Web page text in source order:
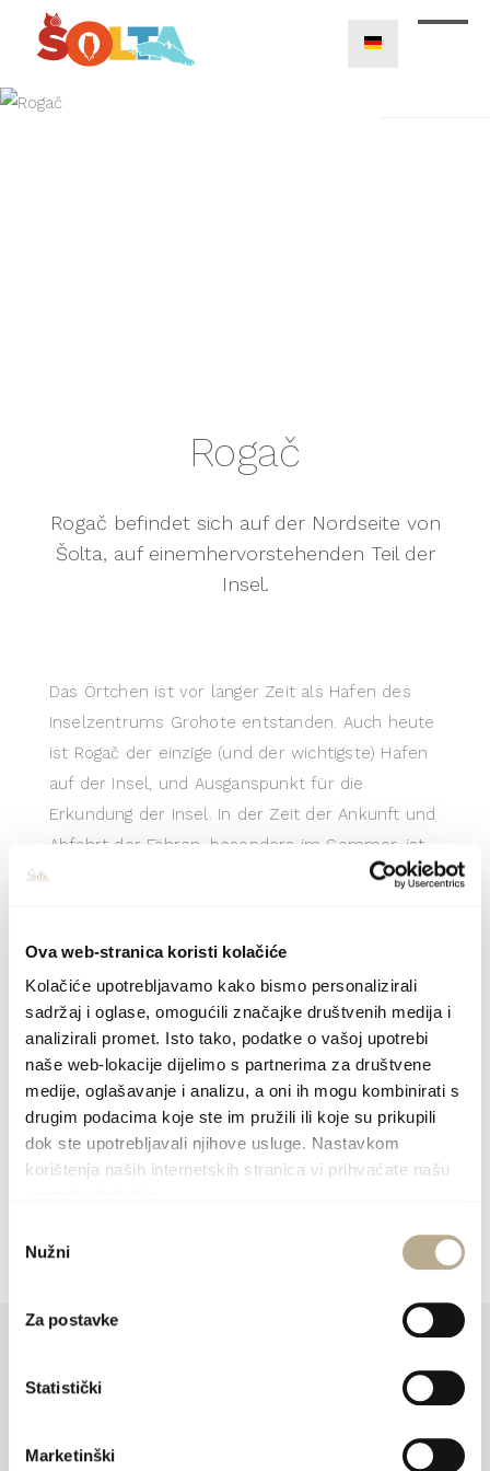
Ova web-stranica koristi kolačiće
Kolačiće upotrebljavamo kako bismo personalizirali
sadržaj i oglase, omogućili značajke društvenih medija i
analizirali promet. Isto tako, podatke o vašoj upotrebi
naše web-lokacije dijelimo s partnerima za društvene
medije, oglašavanje i analizu, a oni ih mogu kombinirati s
drugim podacima koje ste im pružili ili koje su prikupili
dok ste upotrebljavali njihove usluge. Nastavkom
korištenja naših internetskih stranica vi prihvaćate našu
pristanka
Nužni
Za postavke
Statistički
Marketinški
Rogač
Rogač befindet sich auf der Nordseite von
Šolta, auf einemhervorstehenden Teil der
Insel.
Das Örtchen ist vor langer Zeit als Hafen des
Inselzentrums Grohote entstanden. Auch heute
ist Rogač der einzige (und der wichtigste) Hafen
auf der Insel, und Ausganspunkt für die
Erkundung der Insel. In der Zeit der Ankunft und
Abfahrt der Fähren, besonders im Sommer, ist
Rogač voll von Urlaubern und Bewohnern, die zu
Stränden, wurde Rogač auch zum Ferienort. Der
Ort ist ideal, wenn Sie gerne während Ihrer
Ferien die ganze Insel erkunden möchten, und
doch in der unmittelbaren Nähe die
wunderschönen Strände mit kristallklarem
Meer, Natur und Stille genießen wollen.